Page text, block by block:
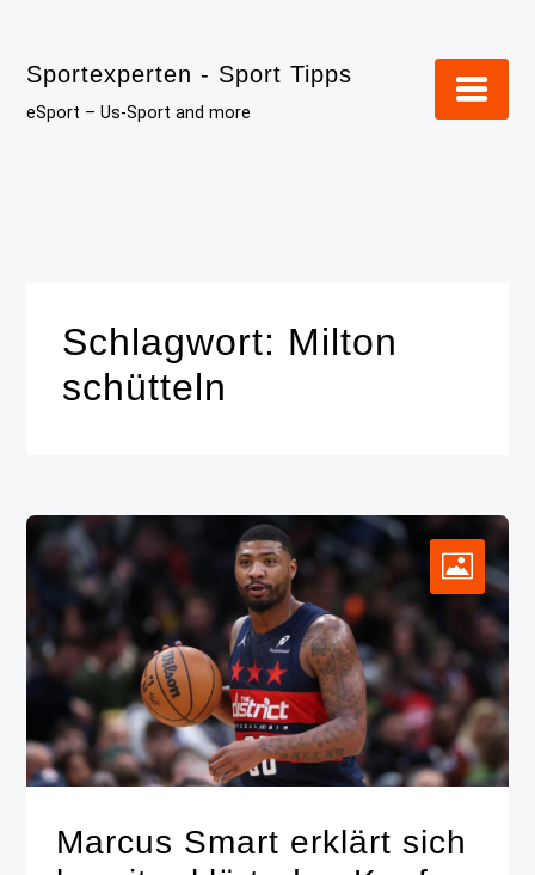
content
Sportexperten - Sport Tipps
eSport – Us-Sport and more
Schlagwort: Milton
schütteln
Marcus Smart erklärt sich